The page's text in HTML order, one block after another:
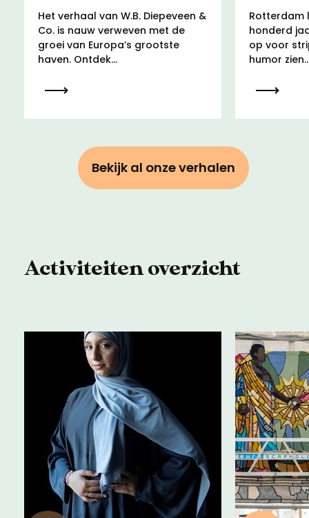
Het verhaal van W.B. Diepeveen &
Co. is nauw verweven met de
groei van Europa’s grootste
haven. Ontdek...
Rotterdam
honderd
op voor
humor
Bekijk al onze verhalen
Activiteiten overzicht